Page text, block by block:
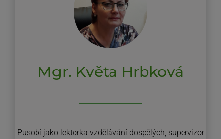
Mgr. Květa Hrbková
Působí jako lektorka vzdělávání dospělých, supervizor